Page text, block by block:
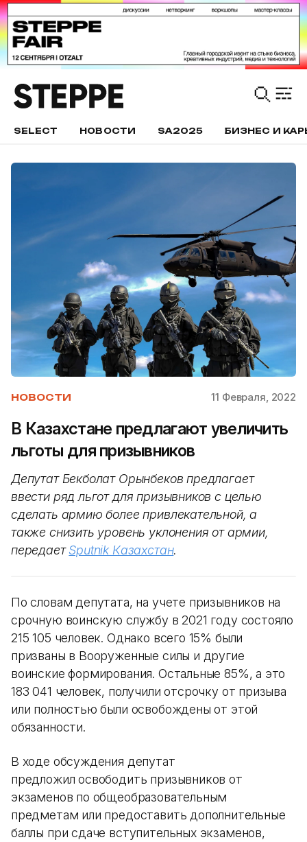
SELECT НОВОСТИ SA2025 БИЗНЕС И
НОВОСТИ 11 Февраля, 2022
В Казахстане предлагают увеличить
льготы для призывников
Депутат Бекболат Орынбеков предлагает
ввести ряд льгот для призывников с целью
сделать армию более привлекательной, а
также снизить уровень уклонения от армии,
передаетSputnik Казахстан.
По словам депутата, на учете призывников на
срочную воинскую службу в 2021 году состояло
215 105 человек. Однако всего 15% были
призваны в Вооруженные силы и другие
воинские формирования. Остальные 85%, а это
183 041 человек, получили отсрочку от призыва
или полностью были освобождены от этой
обязанности.
В ходе обсуждения депутат
предложил освободить призывников от
экзаменов по общеобразовательным
предметам или предоставить дополнительные
баллы при сдаче вступительных экзаменов,